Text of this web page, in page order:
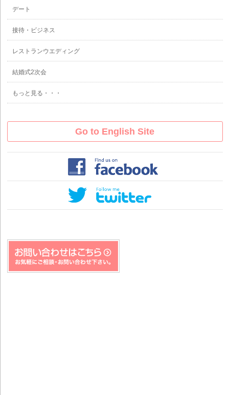
デート
接待・ビジネス
レストランウエディング
結婚式2次会
もっと見る・・・
Go to English Site